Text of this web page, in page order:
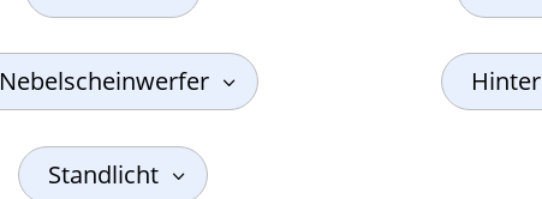
Nebelscheinwerfer
Standlicht